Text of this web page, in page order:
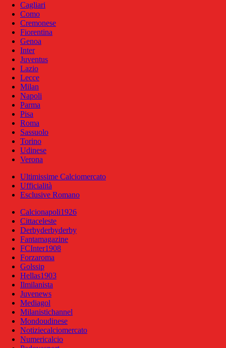
Cagliari
Como
Cremonese
Fiorentina
Genoa
Inter
Juventus
Lazio
Lecce
Milan
Napoli
Parma
Pisa
Roma
Sassuolo
Torino
Udinese
Verona
Ultimissime Calciomercato
Ufficialità
Esclusive Romano
Calcionapoli1926
Cittaceleste
Derbyderbyderby
Fantamagazine
FCInter1908
Forzaroma
Golssip
Hellas1903
Ilmilanista
Juvenews
Mediagol
Milanistichannel
Mondoudinese
Notiziecalciomercato
Numericalcio